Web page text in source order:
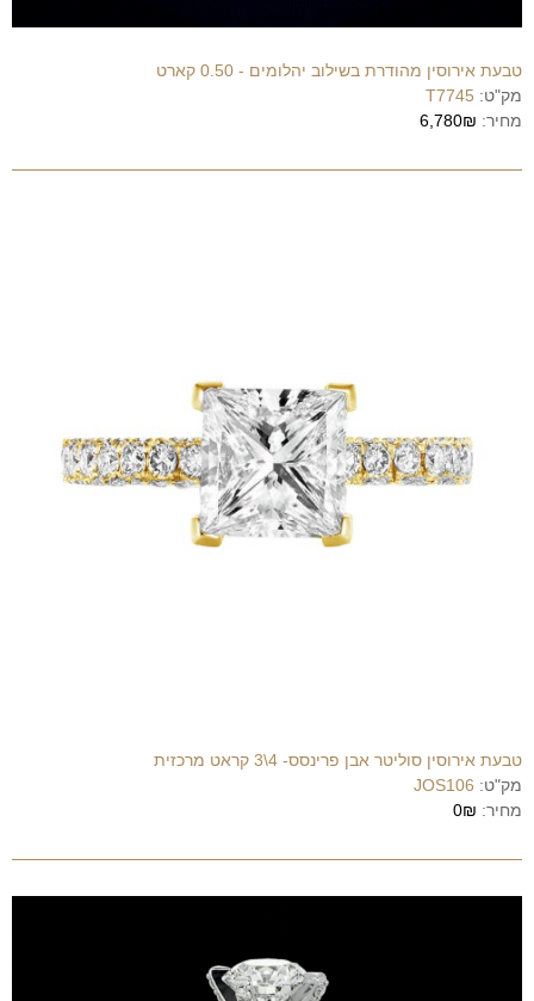
טבעת אירוסין מהודרת בשילוב יהלומים - 0.50 קארט
מק"ט: T7745
מחיר: 6,780₪
טבעת אירוסין סוליטר אבן פרינסס- 4\3 קראט מרכזית
מק"ט: JOS106
מחיר: 0₪